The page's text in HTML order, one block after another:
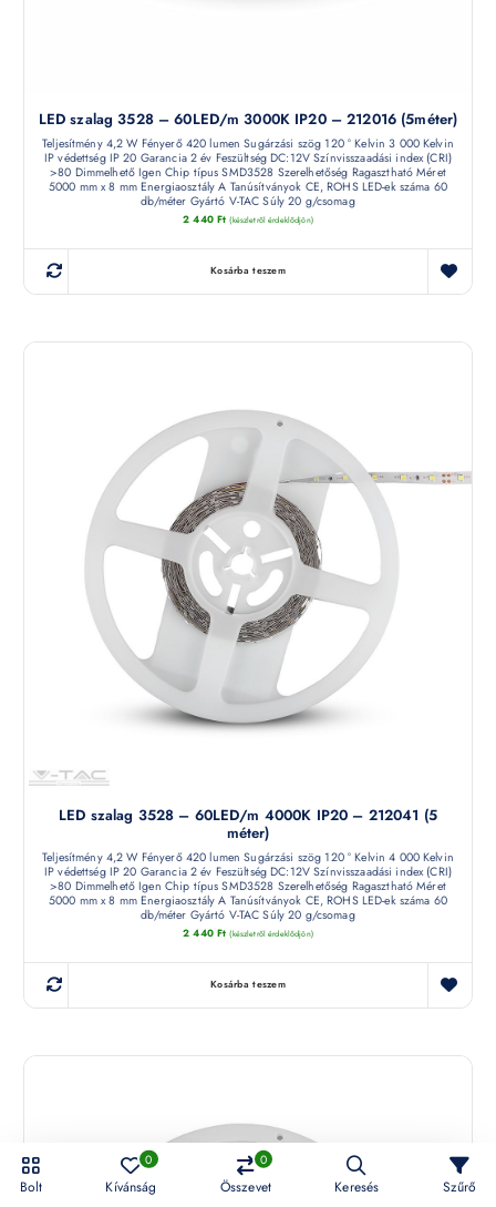
LED szalag 3528 – 60LED/m 3000K IP20 – 212016 (5méter)
Teljesítmény 4,2 W Fényerő 420 lumen Sugárzási szög 120 ° Kelvin 3 000 Kelvin
IP védettség IP 20 Garancia 2 év Feszültség DC:12V Színvisszaadási index (CRI)
>80 Dimmelhető Igen Chip típus SMD3528 Szerelhetőség Ragasztható Méret
5000 mm x 8 mm Energiaosztály A Tanúsítványok CE, ROHS LED-ek száma 60
db/méter Gyártó V-TAC Súly 20 g/csomag
2 440 Ft (készletről érdeklődjön)
Kosárba teszem
LED szalag 3528 – 60LED/m 4000K IP20 – 212041 (5
méter)
Teljesítmény 4,2 W Fényerő 420 lumen Sugárzási szög 120 ° Kelvin 4 000 Kelvin
IP védettség IP 20 Garancia 2 év Feszültség DC:12V Színvisszaadási index (CRI)
>80 Dimmelhető Igen Chip típus SMD3528 Szerelhetőség Ragasztható Méret
5000 mm x 8 mm Energiaosztály A Tanúsítványok CE, ROHS LED-ek száma 60
db/méter Gyártó V-TAC Súly 20 g/csomag
2 440 Ft (készletről érdeklődjön)
Kosárba teszem
Bolt
0
Kívánság
0
Összevet Keresés Szűrő